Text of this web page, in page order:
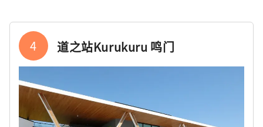
4 道之站Kurukuru 鸣门